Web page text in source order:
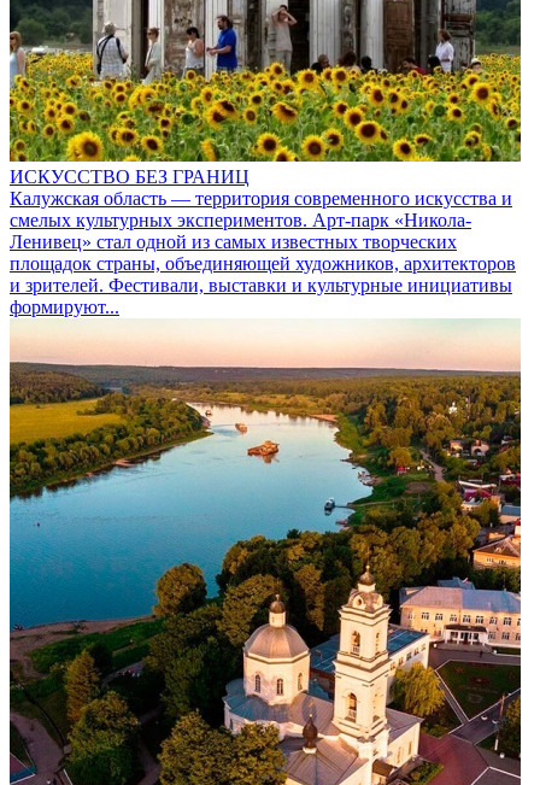
ИСКУССТВО БЕЗ ГРАНИЦ
Калужская область — территория современного искусства и
смелых культурных экспериментов. Арт-парк «Никола-
Ленивец» стал одной из самых известных творческих
площадок страны, объединяющей художников, архитекторов
и зрителей. Фестивали, выставки и культурные инициативы
формируют...